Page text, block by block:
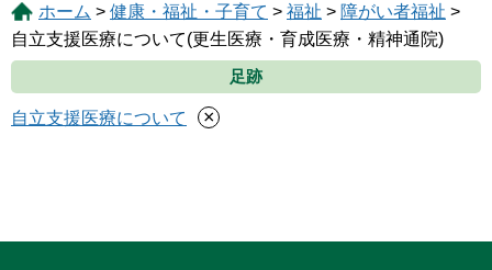
ホーム > 健康・福祉・子育て > 福祉 > 障がい者福祉 >
自立支援医療について(更生医療・育成医療・精神通院)
足跡
自立支援医療について ×